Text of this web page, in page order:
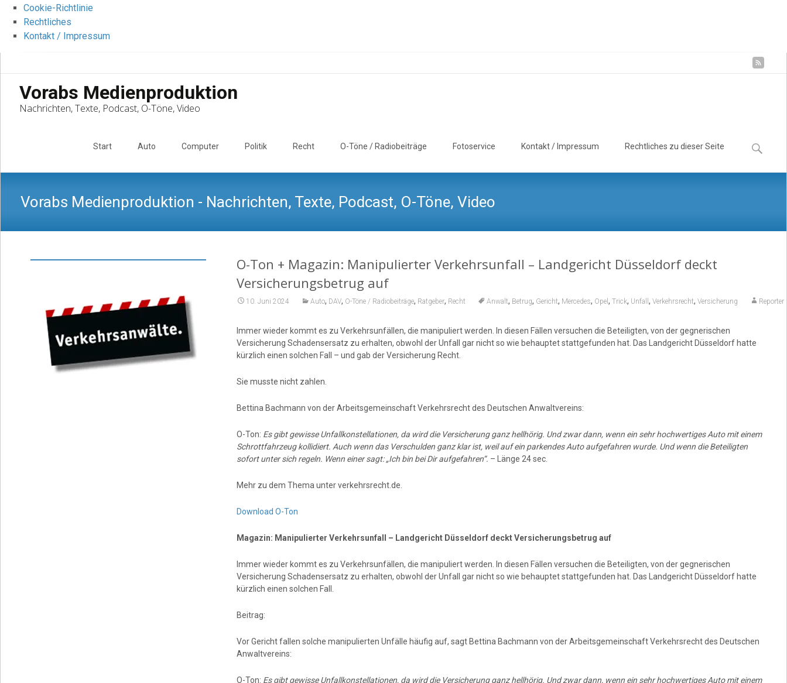
Cookie-Richtlinie
Rechtliches
Kontakt / Impressum
Vorabs Medienproduktion
Nachrichten, Texte, Podcast, O-Töne, Video
Start Auto Computer Politik Recht O-Töne / Radiobeiträge Fotoservice Kontakt / Impressum Rechtliches zu dieser Seite
Suchen
nach:
Vorabs Medienproduktion - Nachrichten, Texte, Podcast, O-Töne, Video
O-Ton + Magazin: Manipulierter Verkehrsunfall – Landgericht Düsseldorf deckt
Versicherungsbetrug auf
10. Juni 2024 Auto, DAV, O-Töne / Radiobeiträge, Ratgeber, Recht Anwalt, Betrug, Gericht, Mercedes, Opel , Trick, Unfall , Verkehrsrecht, Versicherung Reporter
Immer wieder kommt es zu Verkehrsunfällen, die manipuliert werden. In diesen Fällen versuchen die Beteiligten, von der gegnerischen
Versicherung Schadensersatz zu erhalten, obwohl der Unfall gar nicht so wie behauptet stattgefunden hat. Das Landgericht Düsseldorf hatte
kürzlich einen solchen Fall – und gab der Versicherung Recht.
Sie musste nicht zahlen.
Bettina Bachmann von der Arbeitsgemeinschaft Verkehrsrecht des Deutschen Anwaltvereins:
O-Ton: Es gibt gewisse Unfallkonstellationen, da wird die Versicherung ganz hellhörig. Und zwar dann, wenn ein sehr hochwertiges Auto mit einem
Schrottfahrzeug kollidiert. Auch wenn das Verschulden ganz klar ist, weil auf ein parkendes Auto aufgefahren wurde. Und wenn die Beteiligten
sofort unter sich regeln. Wenn einer sagt: „Ich bin bei Dir aufgefahren“. – Länge 24 sec.
Mehr zu dem Thema unter verkehrsrecht.de.
Download O-Ton
Magazin: Manipulierter Verkehrsunfall – Landgericht Düsseldorf deckt Versicherungsbetrug auf
Immer wieder kommt es zu Verkehrsunfällen, die manipuliert werden. In diesen Fällen versuchen die Beteiligten, von der gegnerischen
Versicherung Schadensersatz zu erhalten, obwohl der Unfall gar nicht so wie behauptet stattgefunden hat. Das Landgericht Düsseldorf hatte
kürzlich einen solchen Fall.
Beitrag:
Vor Gericht fallen solche manipulierten Unfälle häufig auf, sagt Bettina Bachmann von der Arbeitsgemeinschaft Verkehrsrecht des Deutschen
Anwaltvereins:
O-Ton: Es gibt gewisse Unfallkonstellationen, da wird die Versicherung ganz hellhörig. Und zwar dann, wenn ein sehr hochwertiges Auto mit einem